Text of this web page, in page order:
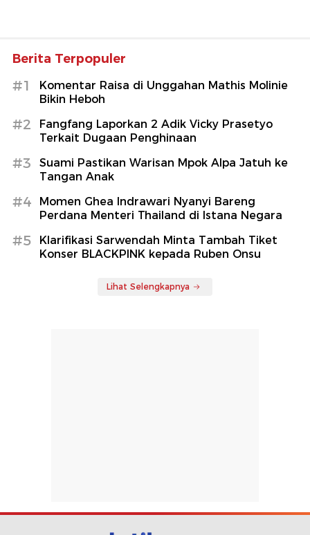
Berita Terpopuler
#1
Komentar Raisa di Unggahan Mathis Molinie
Bikin Heboh
#2
Fangfang Laporkan 2 Adik Vicky Prasetyo
Terkait Dugaan Penghinaan
#3
Suami Pastikan Warisan Mpok Alpa Jatuh ke
Tangan Anak
#4
Momen Ghea Indrawari Nyanyi Bareng
Perdana Menteri Thailand di Istana Negara
#5
Klarifikasi Sarwendah Minta Tambah Tiket
Konser BLACKPINK kepada Ruben Onsu
Lihat Selengkapnya